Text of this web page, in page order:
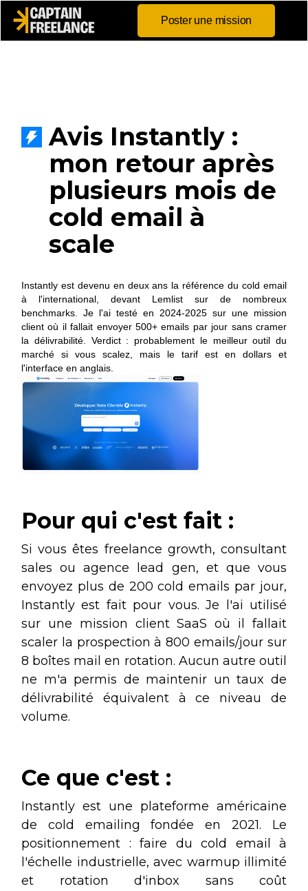
Poster une mission
Avis Instantly :
mon retour après
plusieurs mois de
cold email à
scale
Instantly est devenu en deux ans la référence du cold email
à l'international, devant Lemlist sur de nombreux
benchmarks. Je l'ai testé en 2024-2025 sur une mission
client où il fallait envoyer 500+ emails par jour sans cramer
la délivrabilité. Verdict : probablement le meilleur outil du
marché si vous scalez, mais le tarif est en dollars et
l'interface en anglais.
Pour qui c'est fait :
Si vous êtes freelance growth, consultant
sales ou agence lead gen, et que vous
envoyez plus de 200 cold emails par jour,
Instantly est fait pour vous. Je l'ai utilisé
sur une mission client SaaS où il fallait
scaler la prospection à 800 emails/jour sur
8 boîtes mail en rotation. Aucun autre outil
ne m'a permis de maintenir un taux de
délivrabilité équivalent à ce niveau de
volume.
Ce que c'est :
Instantly est une plateforme américaine
de cold emailing fondée en 2021. Le
positionnement : faire du cold email à
l'échelle industrielle, avec warmup illimité
et rotation d'inbox sans coût